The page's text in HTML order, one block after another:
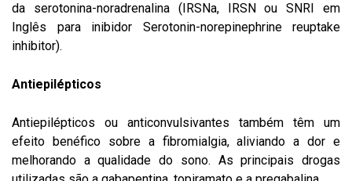
da serotonina-noradrenalina (IRSNa, IRSN ou SNRI em
Inglês para inibidor Serotonin-norepinephrine reuptake
inhibitor).
Antiepilépticos
Antiepilépticos ou anticonvulsivantes também têm um
efeito benéfico sobre a fibromialgia, aliviando a dor e
melhorando a qualidade do sono. As principais drogas